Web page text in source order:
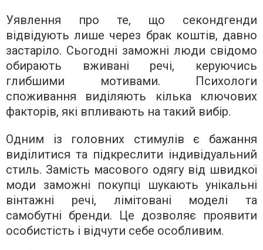
Уявлення про те, що секондгенди
відвідують лише через брак коштів, давно
застаріло. Сьогодні заможні люди свідомо
обирають вживані речі, керуючись
глибшими мотивами. Психологи
споживання виділяють кілька ключових
факторів, які впливають на такий вибір.
Одним із головних стимулів є бажання
виділитися та підкреслити індивідуальний
стиль. Замість масового одягу від швидкої
моди заможні покупці шукають унікальні
вінтажні речі, лімітовані моделі та
самобутні бренди. Це дозволяє проявити
особистість і відчути себе особливим.